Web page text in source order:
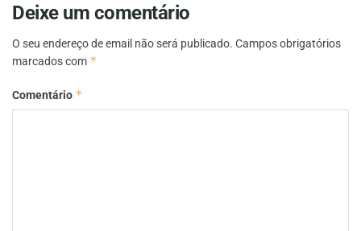
Deixe um comentário
O seu endereço de email não será publicado. Campos obrigatórios
marcados com *
Comentário *